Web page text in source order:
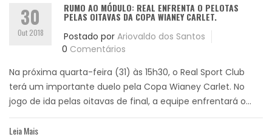
30
Out 2018
RUMO AO MÓDULO: REAL ENFRENTA O PELOTAS
PELAS OITAVAS DA COPA WIANEY CARLET.
Postado por Ariovaldo dos Santos
0 Comentários
Na próxima quarta-feira (31) às 15h30, o Real Sport Club
terá um importante duelo pela Copa Wianey Carlet. No
jogo de ida pelas oitavas de final, a equipe enfrentará o...
Leia Mais